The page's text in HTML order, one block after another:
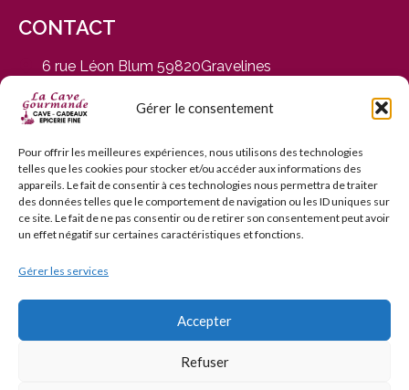
Gérer le consentement
Pour offrir les meilleures expériences, nous utilisons des technologies
telles que les cookies pour stocker et/ou accéder aux informations des
appareils. Le fait de consentir à ces technologies nous permettra de traiter
des données telles que le comportement de navigation ou les ID uniques sur
ce site. Le fait de ne pas consentir ou de retirer son consentement peut avoir
un effet négatif sur certaines caractéristiques et fonctions.
Gérer les services
Accepter
Refuser
CONTACT
6 rue Léon Blum 59820Gravelines
du Mardi au Samedi, de 9h30 à 12h30 et de 14h30 à
19h
03 28 65 01 92
contact@cavegourmande.fr
www.cavegourmande.fr
L’ABUS D’ALCOOL EST DANGEREUX POUR LA SANTÉ — À
CONSOMMER AVEC MODÉRATION — INTERDICTION DE
VENTE AUX MINEURS DE MOINS DE 18 ANS
© 2006–2026 La Cave Gourmande. Tous droits réservés.